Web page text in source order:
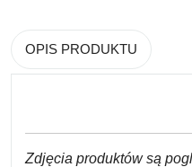
OPIS PRODUKTU
Zdjęcia produktów są